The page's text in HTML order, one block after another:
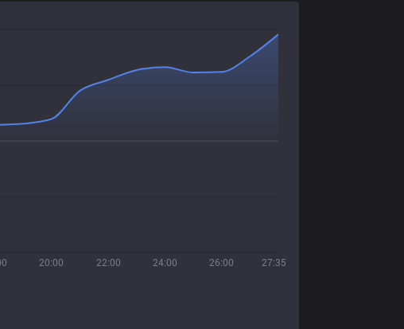
20:00 22:00 24:00 26:00 27:35